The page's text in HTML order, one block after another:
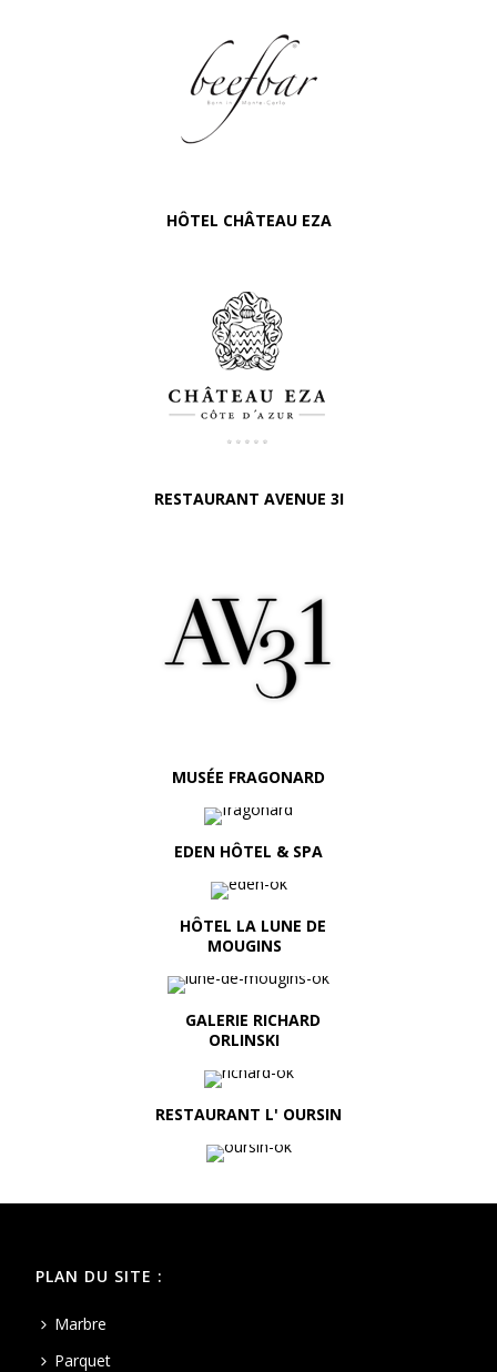
HÔTEL CHÂTEAU EZA
RESTAURANT AVENUE 3I
MUSÉE FRAGONARD
EDEN HÔTEL & SPA
HÔTEL LA LUNE DE
MOUGINS
GALERIE RICHARD
ORLINSKI
RESTAURANT L' OURSIN
PLAN DU SITE :
Marbre
Parquet